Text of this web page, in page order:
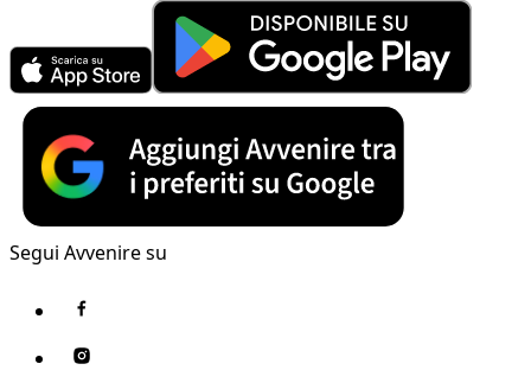
Segui Avvenire su